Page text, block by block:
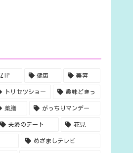
ZIP 健康 美容
トリセツショー 趣味どきっ
薬膳 がっちりマンデー
夫婦のデート 花見
めざましテレビ